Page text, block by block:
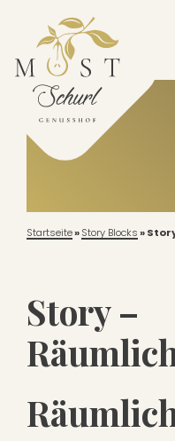
Startseite»Story Blocks»
Story –